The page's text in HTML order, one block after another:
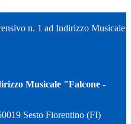
n. 1 ad Indirizzo Musicale
Musicale "Falcone -
Sesto Fiorentino (FI)